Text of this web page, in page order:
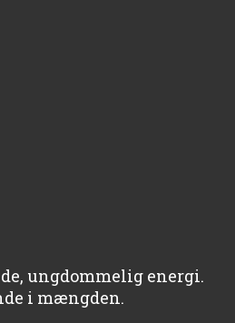
ungdommelig energi.
i mængden.